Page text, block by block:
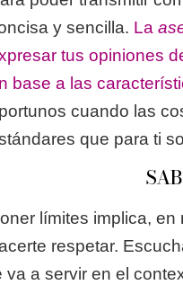
y sencilla. La
tus opiniones
base a las
cuando las
que para ti
límites implica,
respetar.
va a servir en el